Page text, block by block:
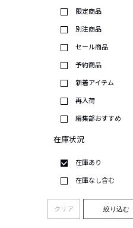
限定商品
別注商品
セール商品
予約商品
新着アイテム
再入荷
編集部おすすめ
在庫状況
在庫あり
在庫なし含む
クリア 絞り込む